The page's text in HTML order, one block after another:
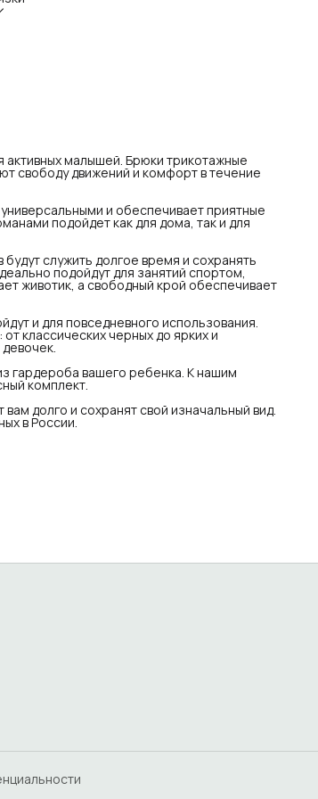
долгое время и сохранять свой
вашего ребенка. К нашим брюкам
в таком же цвете и создать
сохранят свой изначальный вид.
производитель одежды для
малышей. Брюки трикотажные
свободу движений и комфорт в течение
и обеспечивает приятные
подойдет как для дома, так и для
служить долгое время и сохранять
подойдут для занятий спортом,
животик, а свободный крой обеспечивает
и для повседневного использования.
классических черных до ярких и
гардероба вашего ребенка. К нашим
комплект.
долго и сохранят свой изначальный вид.
в России.